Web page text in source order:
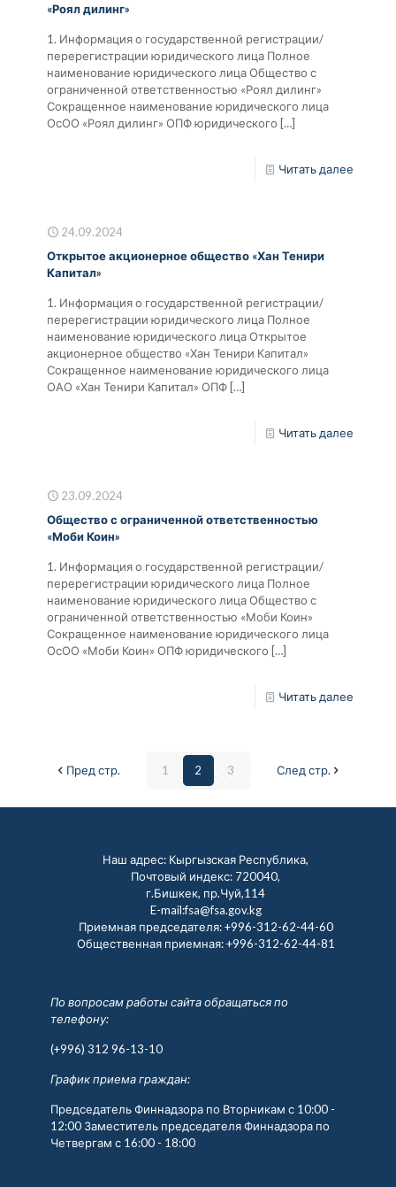
«Роял дилинг»
1. Информация о государственной регистрации/
перерегистрации юридического лица Полное
наименование юридического лица Общество с
ограниченной ответственностью «Роял дилинг»
Сокращенное наименование юридического лица
ОсОО «Роял дилинг» ОПФ юридического […]
Читать далее
24.09.2024
Открытое акционерное общество «Хан Тенири
Капитал»
1. Информация о государственной регистрации/
перерегистрации юридического лица Полное
наименование юридического лица Открытое
акционерное общество «Хан Тенири Капитал»
Сокращенное наименование юридического лица
ОАО «Хан Тенири Капитал» ОПФ[…]
Читать далее
23.09.2024
Общество с ограниченной ответственностью
«Моби Коин»
1. Информация о государственной регистрации/
перерегистрации юридического лица Полное
наименование юридического лица Общество с
ограниченной ответственностью «Моби Коин»
Сокращенное наименование юридического лица
ОсОО «Моби Коин» ОПФ юридического […]
Читать далее
Пред стр. 1 2 3 След стр.
Наш адрес: Кыргызская Республика,
Почтовый индекс: 720040,
г.Бишкек, пр.Чуй,114
E-mail:fsa@fsa.gov.kg
Приемная председателя:+996-312-62-44-60
Общественная приемная:+996-312-62-44-81
По вопросам работы сайта обращаться по
телефону:
(+996) 312 96-13-10
График приема граждан:
Председатель Финнадзора по Вторникам с 10:00 -
12:00 Заместитель председателя Финнадзора по
Четвергам с 16:00 - 18:00